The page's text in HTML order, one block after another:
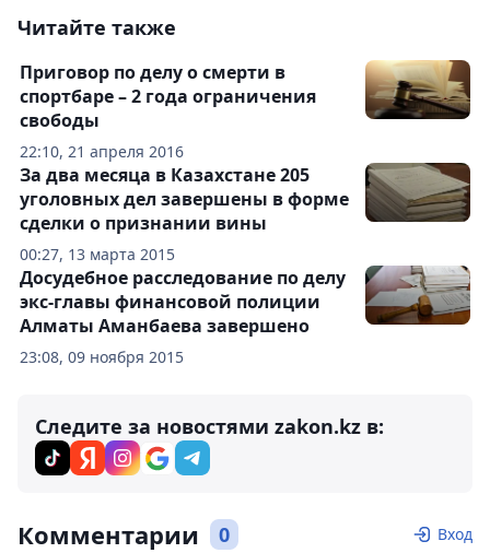
Читайте также
22:10, 21 апреля 2016
Приговор по делу о смерти в
спортбаре – 2 года ограничения
свободы
00:27, 13 марта 2015
За два месяца в Казахстане 205
уголовных дел завершены в форме
сделки о признании вины
23:08, 09 ноября 2015
Досудебное расследование по делу
экс-главы финансовой полиции
Алматы Аманбаева завершено
Следите за новостями zakon.kz в:
Комментарии 0 Вход